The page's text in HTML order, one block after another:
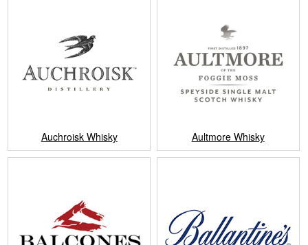
Auchroisk Whisky Aultmore Whisky